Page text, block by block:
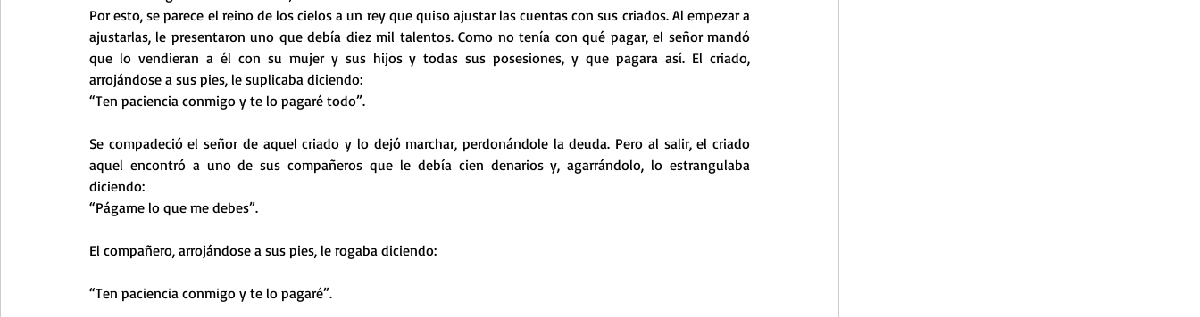
Meditaciones Semana Santa 2023 Semana Santa 2025 Semana Santa 2024 Catecismo de la Iglesia Católica
Vídeos de familia Evangelio Dominical. Año B
Por esto, se parece el reino de los cielos a un rey que quiso ajustar las cuentas con sus criados. Al empezar a
ajustarlas, le presentaron uno que debía diez mil talentos. Como no tenía con qué pagar, el señor mandó
que lo vendieran a él con su mujer y sus hijos y todas sus posesiones, y que pagara así. El criado,
arrojándose a sus pies, le suplicaba diciendo:
“Ten paciencia conmigo y te lo pagaré todo”.
Se compadeció el señor de aquel criado y lo dejó marchar, perdonándole la deuda. Pero al salir, el criado
aquel encontró a uno de sus compañeros que le debía cien denarios y, agarrándolo, lo estrangulaba
diciendo:
“Págame lo que me debes”.
El compañero, arrojándose a sus pies, le rogaba diciendo:
“Ten paciencia conmigo y te lo pagaré”.